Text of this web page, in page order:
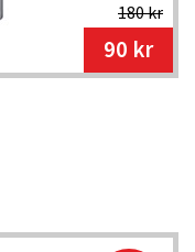
180 kr
90 kr